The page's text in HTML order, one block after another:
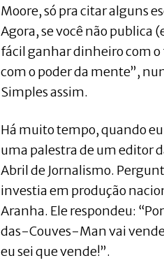
Moore, só pra citar alguns
Agora, se você não publica
fácil ganhar dinheiro com o
com o poder da mente”,
Simples assim.
Há muito tempo, quando
uma palestra de um editor
Abril de Jornalismo.
investia em produção
Aranha. Ele respondeu:
das-Couves-Man vai
eu sei que vende!”.